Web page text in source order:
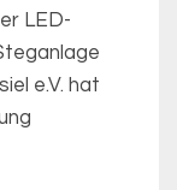
LED-
e.V. hat